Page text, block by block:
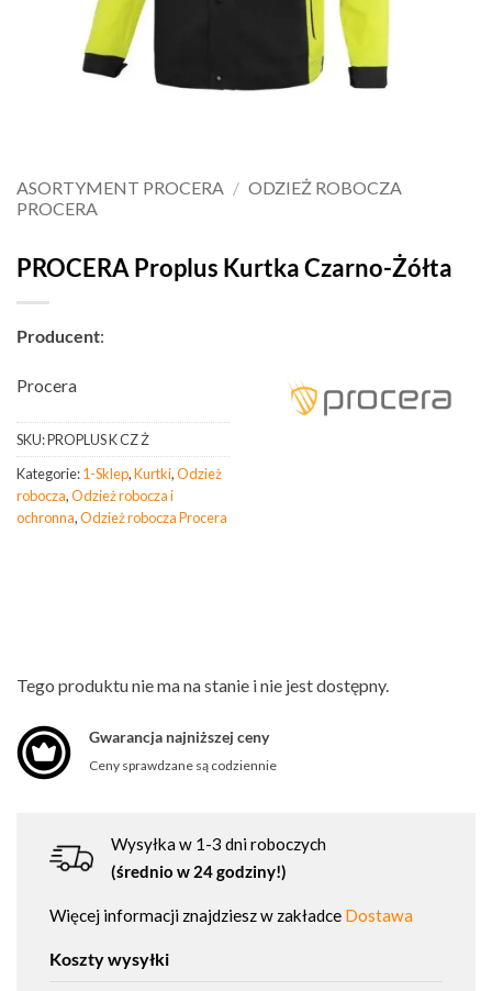
ASORTYMENT PROCERA / ODZIEŻ ROBOCZA
PROCERA
PROCERA Proplus Kurtka Czarno-Żółta
Producent:
Procera
SKU:PROPLUS K CZ Ż
Kategorie:1-Sklep,Kurtki,Odzież
robocza,Odzież robocza i
ochronna,Odzież robocza Procera
Tego produktu nie ma na stanie i nie jest dostępny.
Gwarancja najniższej ceny
Ceny sprawdzane są codziennie
Wysyłka w 1-3 dni roboczych
(średnio w 24 godziny!)
Więcej informacji znajdziesz w zakładce Dostawa
Koszty wysyłki